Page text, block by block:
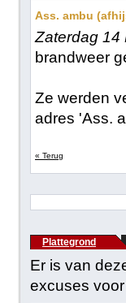
Ass. ambu
Zaterdag 14
brandweer
Ze werden
adres 'Ass.
« Terug
Plattegrond
Er is van
excuses